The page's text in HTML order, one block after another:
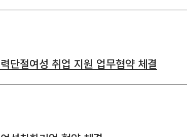
단절여성 취업 지원 업무협약 체결